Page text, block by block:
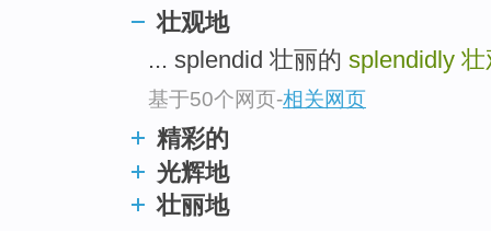
壮观地
... splendid 壮丽的 splendidly 壮
基于50个网页-相关网页
精彩的
光辉地
壮丽地